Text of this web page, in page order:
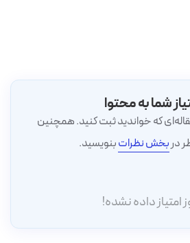
شما به محتوا
که خواندید ثبت کنید. همچنین
دربخش نظراتبنویسید.
امتیاز داده نشده!